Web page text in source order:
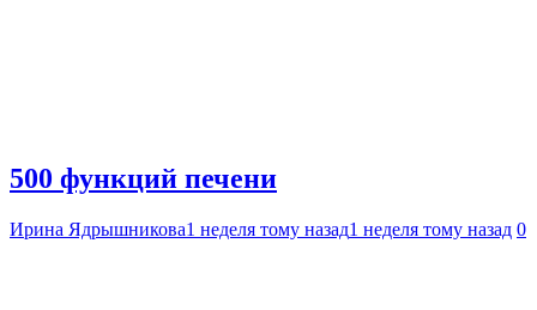
500 функций печени
Ирина Ядрышникова1 неделя тому назад1 неделя тому назад 0